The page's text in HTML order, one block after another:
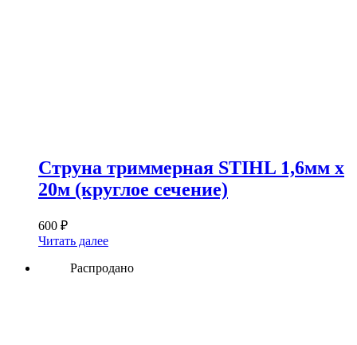
Струна триммерная STIHL 1,6мм х
20м (круглое сечение)
600 ₽
Читать далее
Распродано